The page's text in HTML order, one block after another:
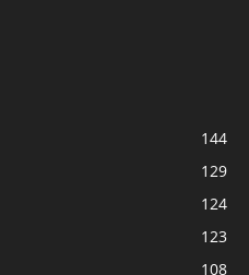
144
129
124
123
108